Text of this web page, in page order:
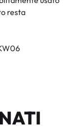
resta